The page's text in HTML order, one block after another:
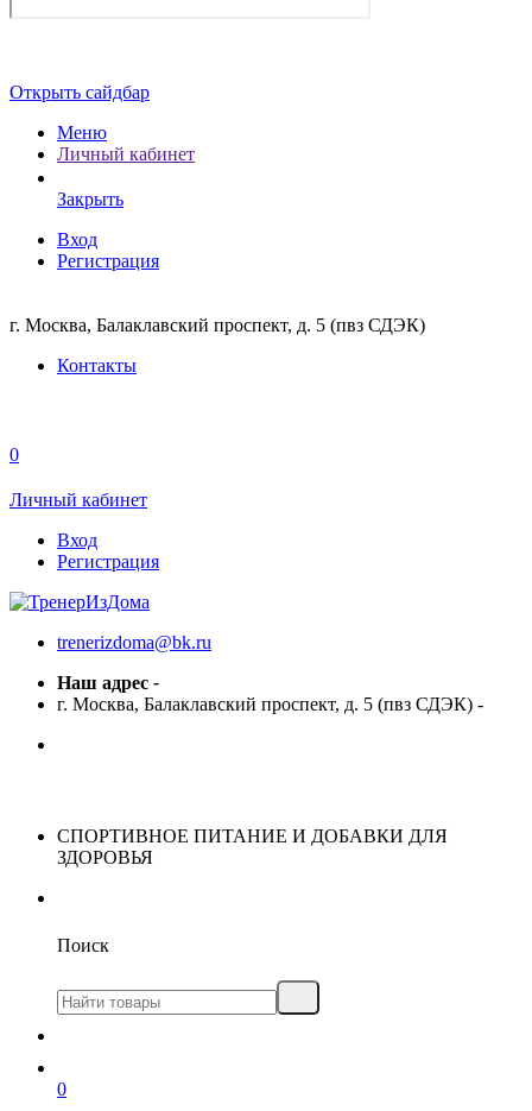
Открыть сайдбар
Меню
Личный кабинет
Закрыть
Вход
Регистрация
г. Москва, Балаклавский проспект, д. 5 (пвз СДЭК)
Контакты
0
Личный кабинет
Вход
Регистрация
trenerizdoma@bk.ru
Наш адрес -
г. Москва, Балаклавский проспект, д. 5 (пвз СДЭК) -
СПОРТИВНОЕ ПИТАНИЕ И ДОБАВКИ ДЛЯ
ЗДОРОВЬЯ
Поиск
0